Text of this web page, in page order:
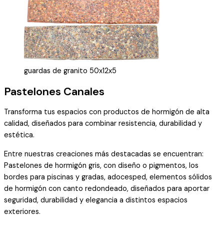
guardas de granito 50x12x5
Pastelones Canales
Transforma tus espacios con productos de hormigón de alta
calidad, diseñados para combinar resistencia, durabilidad y
estética.
Entre nuestras creaciones más destacadas se encuentran:
Pastelones de hormigón gris, con diseño o pigmentos, los
bordes para piscinas y gradas, adocesped, elementos sólidos
de hormigón con canto redondeado, diseñados para aportar
seguridad, durabilidad y elegancia a distintos espacios
exteriores.